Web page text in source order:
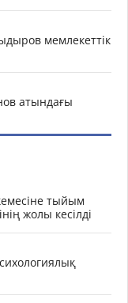
мемлекеттік
атындағы
тыйым
жолы кесілді